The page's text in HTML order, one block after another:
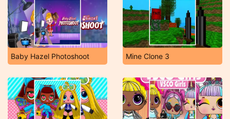
Baby Hazel Photoshoot Mine Clone 3